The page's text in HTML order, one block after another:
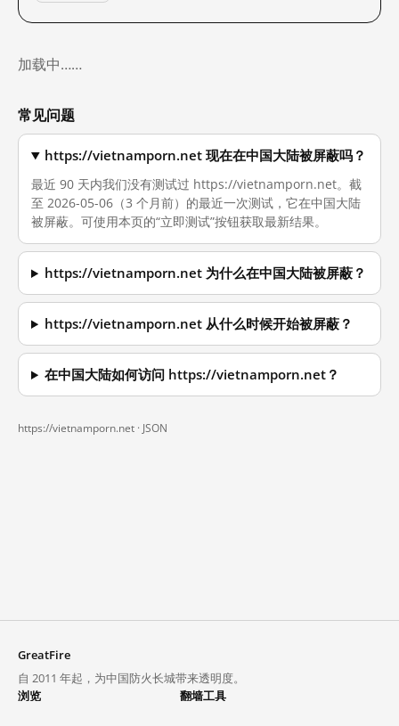
加载中……
常见问题
https://vietnamporn.net 现在在中国大陆被屏蔽吗？
最近 90 天内我们没有测试过 https://vietnamporn.net。截
至 2026-05-06（3 个月前）的最近一次测试，它在中国大陆
被屏蔽。可使用本页的“立即测试”按钮获取最新结果。
https://vietnamporn.net 为什么在中国大陆被屏蔽？
https://vietnamporn.net 从什么时候开始被屏蔽？
在中国大陆如何访问 https://vietnamporn.net？
https://vietnamporn.net · JSON
GreatFire
自 2011 年起，为中国防火长城带来透明度。
浏览
翻墙工具